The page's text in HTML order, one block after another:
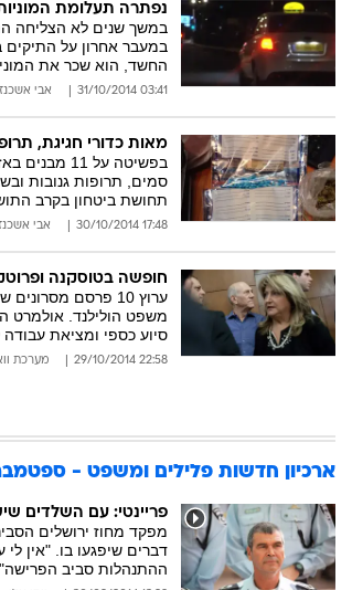
נפתרה תעלומת
במשך שנים לא הצליחה
במעבר אחרון על התיקים
החשד, הוא שכר את
03:41 31/10/2014 אבי
מאות כדורי חגיגת,
בפשיטה על
תחושת ביטחון בקרב
17:48 30/10/2014 אבי
חופשה בטוסקנה
ערוץ 10 פרסם
משפט הולילנד. אולמרט
סיוע כספי ומציאת עבודה
22:58 29/10/2014 מערכת
ארכיון חדשות פלילים ומשפט - ספטמבר
פריינטי: עם השלדים
מפקד מחוז ירושלים
דברים שיפגעו בו. "אין
ההתנהלות סביב הפרישה"